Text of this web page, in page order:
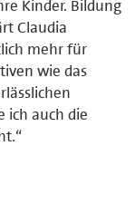
Kinder. Bildung
Claudia
mehr für
wie das
ich auch die